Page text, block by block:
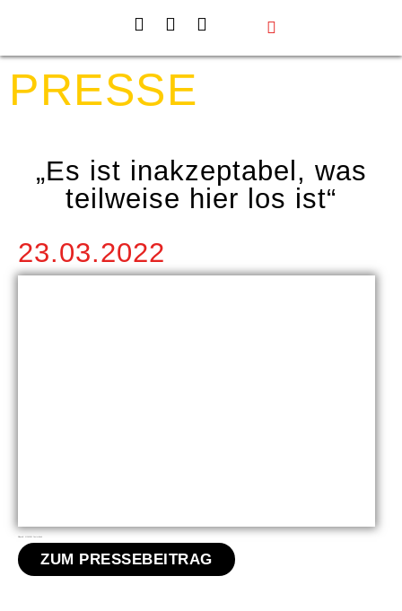
PRESSE
„Es ist inakzeptabel, was
teilweise hier los ist“
23.03.2022
ZUM PRESSEBEITRAG